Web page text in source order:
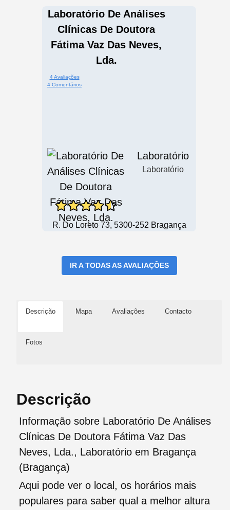
Laboratório De Análises
Clínicas De Doutora
Fátima Vaz Das Neves,
Lda.
4 Avaliações
4 Comentários
Laboratório
Laboratório
R. Do Loreto 73, 5300-252 Bragança
IR A TODAS AS AVALIAÇÕES
Descrição Mapa Avaliações Contacto
Fotos
Descrição
Informação sobre Laboratório De Análises
Clínicas De Doutora Fátima Vaz Das
Neves, Lda., Laboratório em Bragança
(Bragança)
Aqui pode ver o local, os horários mais
populares para saber qual a melhor altura